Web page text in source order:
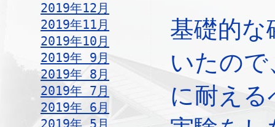
2019年12月
2019年11月
2019年10月
2019年 9月
2019年 8月
2019年 7月
2019年 6月
2019年 5月
基礎的な
いたの
に耐える